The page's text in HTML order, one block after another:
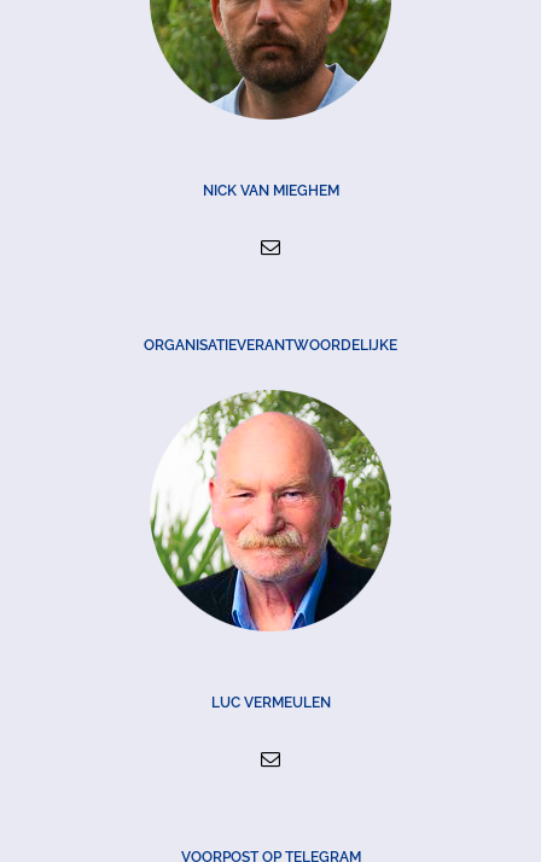
NICK VAN MIEGHEM
ORGANISATIEVERANTWOORDELIJKE
LUC VERMEULEN
VOORPOST OP TELEGRAM